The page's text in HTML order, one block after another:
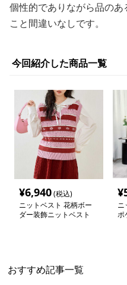
個性的でありながら品の
こと間違いなしです。
今回紹介した商品一覧
¥6,940(税込)
ニットベスト 花柄ボー
ダー装飾ニットベスト
¥
ニ
ポ
おすすめ記事一覧